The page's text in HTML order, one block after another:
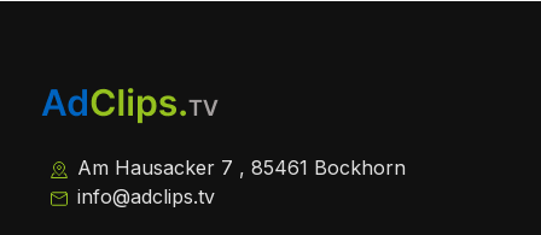
Am Hausacker 7 , 85461 Bockhorn
info@adclips.tv